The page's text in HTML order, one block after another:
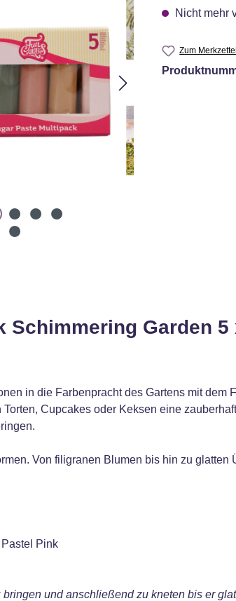
Nicht mehr
Zum
Garden 5
in die Farbenpracht des Gartens mit
Cupcakes oder Keksen eine
Von filigranen Blumen bis hin zu
Pink
und anschließend zu kneten bis er